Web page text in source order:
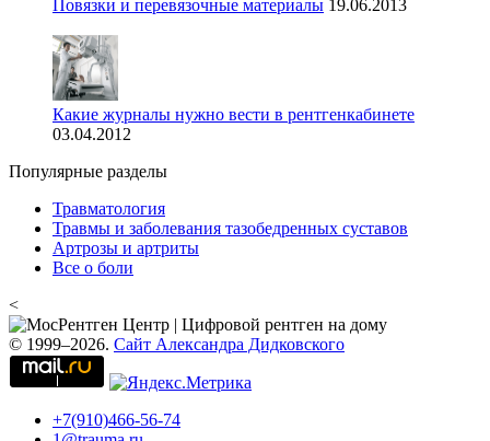
Повязки и перевязочные материалы 19.06.2013
Какие журналы нужно вести в рентгенкабинете
03.04.2012
Популярные разделы
Травматология
Травмы и заболевания тазобедренных суставов
Артрозы и артриты
Все о боли
<
© 1999–2026. Сайт Александра Дидковского
+7(910)466-56-74